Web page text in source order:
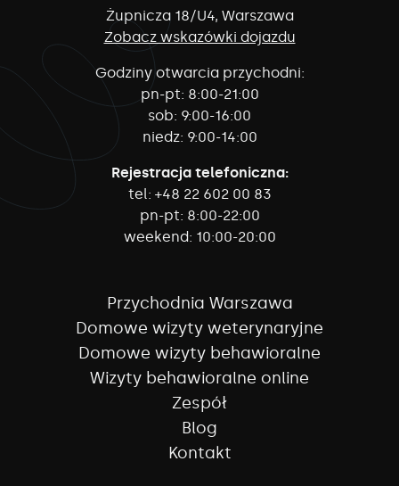
Żupnicza 18/U4, Warszawa
Zobacz wskazówki dojazdu
Godziny otwarcia przychodni:
pn-pt: 8:00-21:00
sob: 9:00-16:00
niedz: 9:00-14:00
Rejestracja telefoniczna:
tel: +48 22 602 00 83
pn-pt: 8:00-22:00
weekend: 10:00-20:00
Przychodnia Warszawa
Domowe wizyty weterynaryjne
Domowe wizyty behawioralne
Wizyty behawioralne online
Zespół
Blog
Kontakt